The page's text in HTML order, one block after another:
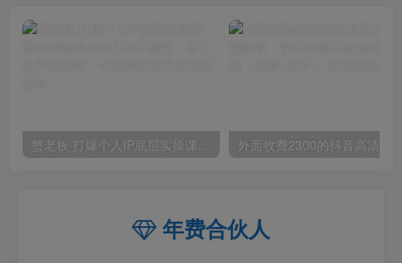
蟹老板·打爆个人IP底层实操课，教你成熟专业的打造IP技能，全方位带你做成一个能商业化IP
年费合伙人